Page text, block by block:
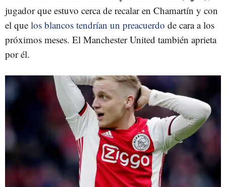
jugador que estuvo cerca de recalar en Chamartín y con
el que los blancos tendrían un preacuerdo de cara a los
próximos meses. El Manchester United también aprieta
por él.